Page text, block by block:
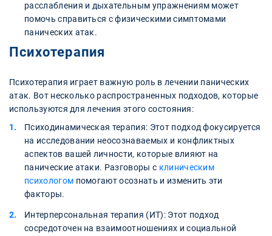
расслабления и дыхательным упражнениям может
помочь справиться с физическими симптомами
панических атак.
Психотерапия
Психотерапия играет важную роль в лечении панических
атак. Вот несколько распространенных подходов, которые
используются для лечения этого состояния:
Психодинамическая терапия: Этот подход фокусируется
на исследовании неосознаваемых и конфликтных
аспектов вашей личности, которые влияют на
панические атаки. Разговоры с клиническим
психологом помогают осознать и изменить эти
факторы.
Интерперсональная терапия (ИТ): Этот подход
сосредоточен на взаимоотношениях и социальной